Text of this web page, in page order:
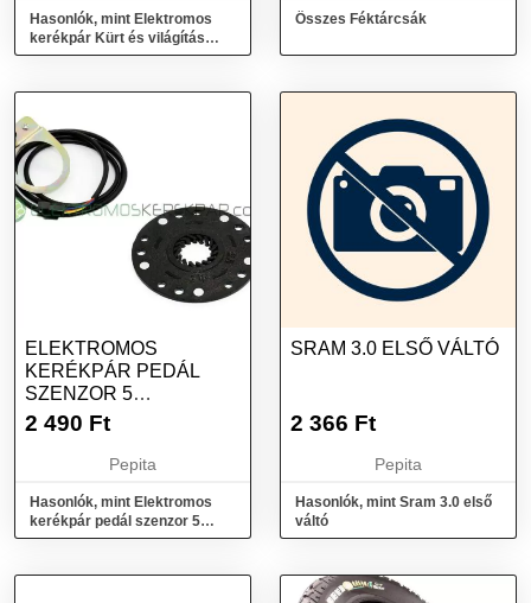
Hasonlók, mint Elektromos
kerékpár Kürt és világítás
kapcsoló
Összes Féktárcsák
ELEKTROMOS
KERÉKPÁR PEDÁL
SZENZOR 5
MÁGNESSEL (PAS)
2 490 Ft
Pepita
Hasonlók, mint Elektromos
kerékpár pedál szenzor 5
mágnessel (PAS)
SRAM 3.0 ELSŐ VÁLTÓ
2 366 Ft
Pepita
Hasonlók, mint Sram 3.0 első
váltó